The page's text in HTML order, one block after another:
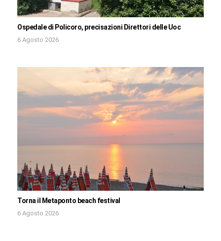
Ospedale di Policoro, precisazioni Direttori delle Uoc
6 Agosto 2026
Torna il Metaponto beach festival
6 Agosto 2026